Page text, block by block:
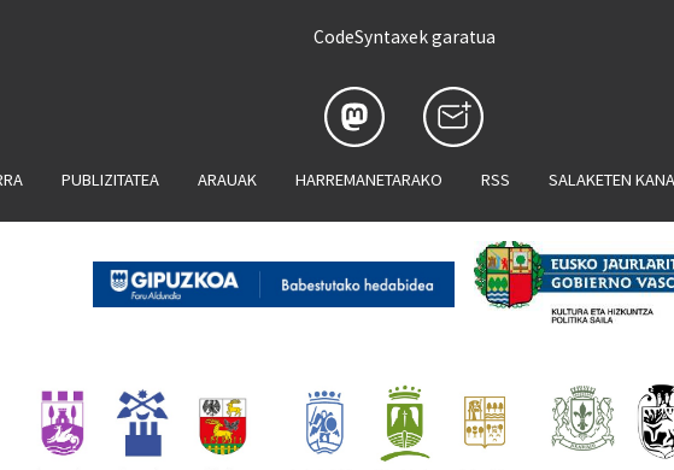
CodeSyntaxek garatua
PUBLIZITATEA ARAUAK HARREMANETARAKO RSS SALAKETEN